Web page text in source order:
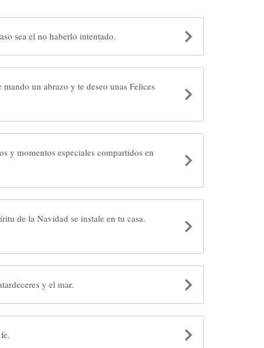
sea el no haberlo intentado.
y te deseo unas Felices
y momentos especiales compartidos en
de la Navidad se instale en tu casa.
y el mar.